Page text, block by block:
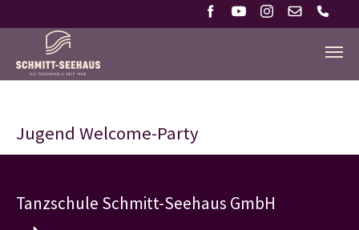
Jugend Welcome-Party
Tanzschule Schmitt-Seehaus GmbH